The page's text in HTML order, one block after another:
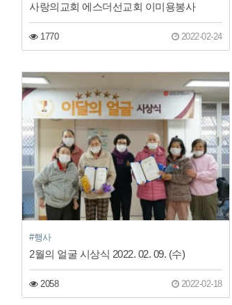
사랑의교회 에스더선교회 이미용봉사
1770 2022-02-24
#행사
2월의 얼굴 시상식 2022. 02. 09. (수)
2058 2022-02-18